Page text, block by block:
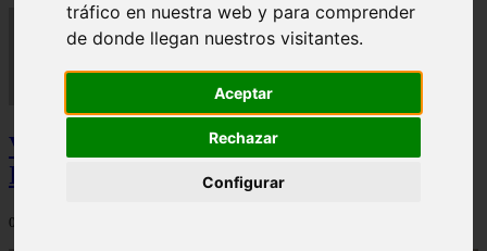
tráfico en nuestra web y para comprender
de donde llegan nuestros visitantes.
Aceptar
Rechazar
Configurar
Video Advertencias desde la cúspide de la
IA: Hinton y el posible colapso social
06/03/2026